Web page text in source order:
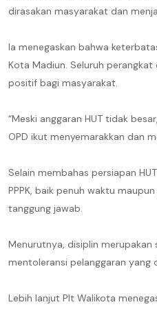
dirasakan masyarakat dan
Ia menegaskan bahwa
Kota Madiun. Seluruh
positif bagi masyarakat.
“Meski anggaran HUT tidak
OPD ikut menyemarakkan dan
Selain membahas persiapan
PPPK, baik penuh waktu
tanggung jawab.
Menurutnya, disiplin
mentoleransi pelanggaran yang
Lebih lanjut Plt Walikota